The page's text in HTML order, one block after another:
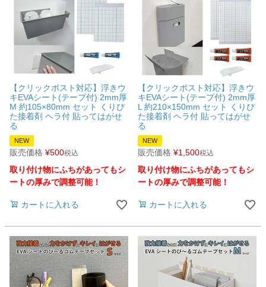
【クリックポスト対応】浮きウ
キEVAシート(テープ付) 2mm厚
M 約105×80mm セット くりぴ
た接着剤 ヘラ付 貼ってはがせ
る
NEW
販売価格 ¥500税込
取り付け物にふちがあってもシ
ートの厚みで調整可能！
カートに入れる
【クリックポスト対応】浮きウ
キEVAシート(テープ付) 2mm厚
L 約210×150mm セット くりぴ
た接着剤 ヘラ付 貼ってはがせ
る
NEW
販売価格 ¥1,500税込
取り付け物にふちがあってもシ
ートの厚みで調整可能！
カートに入れる